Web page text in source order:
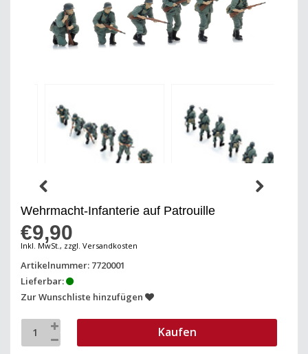
Wehrmacht-Infanterie auf Patrouille
€9,90
Inkl. MwSt., zzgl. Versandkosten
Artikelnummer: 7720001
Lieferbar:
Zur Wunschliste hinzufügen
Kaufen